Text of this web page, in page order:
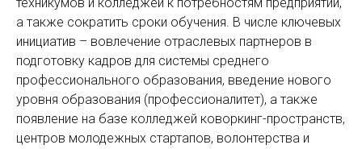
а также сократить сроки обучения. В числе ключевых
инициатив – вовлечение отраслевых партнеров в
подготовку кадров для системы среднего
профессионального образования, введение нового
уровня образования (профессионалитет), а также
появление на базе колледжей коворкинг-пространств,
центров молодежных стартапов, волонтерства и